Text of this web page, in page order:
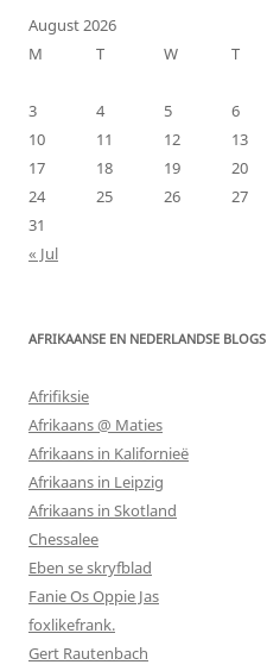
August 2026
M
T W T
3
4 5 6
10
11 12 13
17
18 19 20
24
25 26 27
31
« Jul
AFRIKAANSE EN NEDERLANDSE BLOGS
Afrifiksie
Afrikaans @ Maties
Afrikaans in Kalifornieë
Afrikaans in Leipzig
Afrikaans in Skotland
Chessalee
Eben se skryfblad
Fanie Os Oppie Jas
foxlikefrank.
Gert Rautenbach